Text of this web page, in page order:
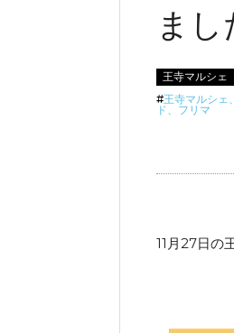
まし
王寺マルシェ
#王寺マルシェ
ド、フリマ
11月27日の